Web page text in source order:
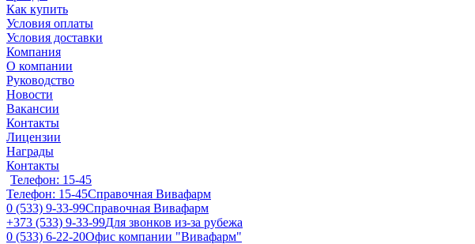
Как купить
Условия оплаты
Условия доставки
Компания
О компании
Руководство
Новости
Вакансии
Контакты
Лицензии
Награды
Контакты
Телефон: 15-45
Телефон: 15-45Справочная Вивафарм
0 (533) 9-33-99Справочная Вивафарм
+373 (533) 9-33-99Для звонков из-за рубежа
0 (533) 6-22-20Офис компании "Вивафарм"